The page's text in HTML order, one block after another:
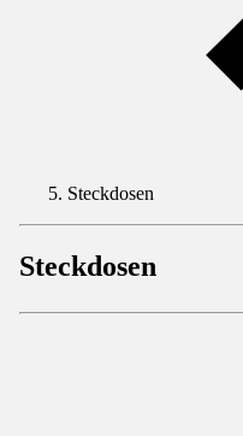
Steckdosen
Steckdosen